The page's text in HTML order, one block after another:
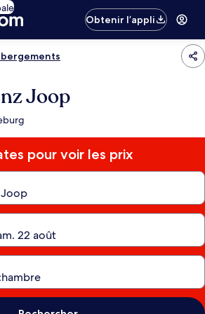
Obtenir l’appli
Joop
pour voir les prix